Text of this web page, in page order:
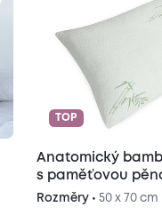
TOP
Anatomický
s paměťovou
Rozměry •50 x 70 cm